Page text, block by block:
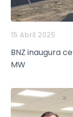
15 Abril 2025
BNZ inaugura
MW